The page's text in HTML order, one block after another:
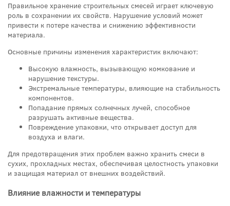
Правильное хранение строительных смесей играет ключевую
роль в сохранении их свойств. Нарушение условий может
привести к потере качества и снижению эффективности
материала.
Основные причины изменения характеристик включают:
Высокую влажность, вызывающую комкование и
нарушение текстуры.
Экстремальные температуры, влияющие на стабильность
компонентов.
Попадание прямых солнечных лучей, способное
разрушать активные вещества.
Повреждение упаковки, что открывает доступ для
воздуха и влаги.
Для предотвращения этих проблем важно хранить смеси в
сухих, прохладных местах, обеспечивая целостность упаковки
и защищая материал от внешних воздействий.
Влияние влажности и температуры